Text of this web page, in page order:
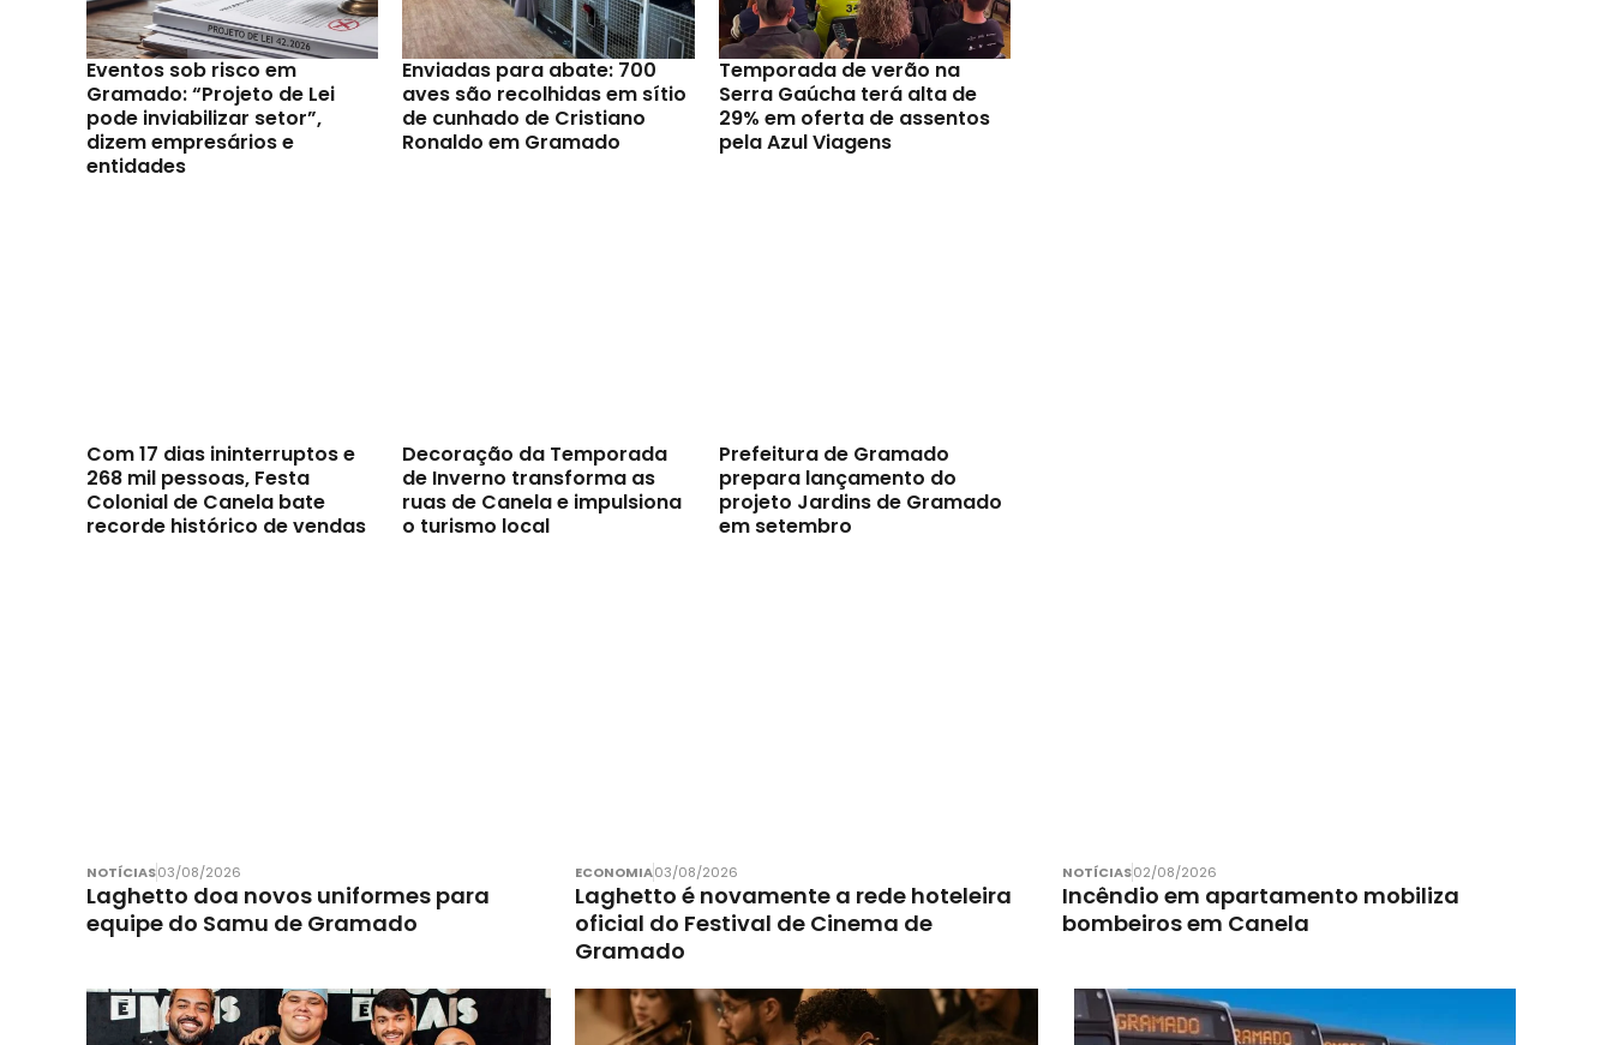
Eventos sob risco em
Gramado: “Projeto de Lei
pode inviabilizar setor”,
dizem empresários e
entidades
Enviadas para abate: 700
aves são recolhidas em sítio
de cunhado de Cristiano
Ronaldo em Gramado
Temporada de verão na
Serra Gaúcha terá alta de
29% em oferta de assentos
pela Azul Viagens
Com 17 dias ininterruptos e
268 mil pessoas, Festa
Colonial de Canela bate
recorde histórico de vendas
Decoração da Temporada
de Inverno transforma as
ruas de Canela e impulsiona
o turismo local
Prefeitura de Gramado
prepara lançamento do
projeto Jardins de Gramado
em setembro
NOTÍCIAS03/08/2026
Laghetto doa novos uniformes para
equipe do Samu de Gramado
ECONOMIA03/08/2026
Laghetto é novamente a rede hoteleira
oficial do Festival de Cinema de
Gramado
NOTÍCIAS02/08/2026
Incêndio em apartamento mobiliza
bombeiros em Canela